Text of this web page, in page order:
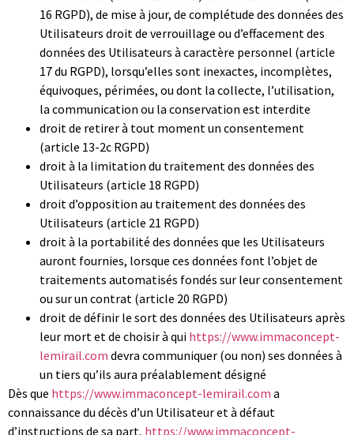
16 RGPD), de mise à jour, de complétude des données des
Utilisateurs droit de verrouillage ou d’effacement des
données des Utilisateurs à caractère personnel (article
17 du RGPD), lorsqu’elles sont inexactes, incomplètes,
équivoques, périmées, ou dont la collecte, l’utilisation,
la communication ou la conservation est interdite
droit de retirer à tout moment un consentement
(article 13-2c RGPD)
droit à la limitation du traitement des données des
Utilisateurs (article 18 RGPD)
droit d’opposition au traitement des données des
Utilisateurs (article 21 RGPD)
droit à la portabilité des données que les Utilisateurs
auront fournies, lorsque ces données font l’objet de
traitements automatisés fondés sur leur consentement
ou sur un contrat (article 20 RGPD)
droit de définir le sort des données des Utilisateurs après
leur mort et de choisir à qui https://www.immaconcept-
lemirail.com devra communiquer (ou non) ses données à
un tiers qu’ils aura préalablement désigné
Dès que https://www.immaconcept-lemirail.com a
connaissance du décès d’un Utilisateur et à défaut
d’instructions de sa part, https://www.immaconcept-